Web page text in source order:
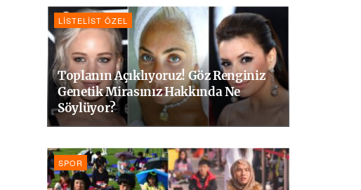
LISTELIST ÖZEL
Toplanın Açıklıyoruz! Göz Renginiz
Genetik Mirasınız Hakkında Ne
Söylüyor?
SPOR